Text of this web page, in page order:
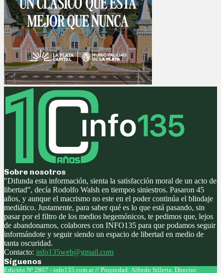
Sobre nosotros
"Difunda esta información, sienta la satisfacción moral de un acto de
libertad”, decía Rodolfo Walsh en tiempos siniestros. Pasaron 45
años, y aunque el macrismo no este en el poder continúa el blindaje
mediático. Justamente, para saber qué es lo que está pasando, sin
pasar por el filtro de los medios hegemónicos, te pedimos que, lejos
de abandonarnos, colabores con INFO135 para que podamos seguir
informándote y seguir siendo un espacio de libertad en medio de
tanta oscuridad.
Contacto: info135web@gmail.com
Síguenos
Facebook
Twitter
Instagram
Youtube
Edición Nº 2807 - info135.com.ar // Propiedad: Alfredo Silletta. Director